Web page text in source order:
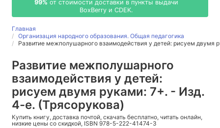
99% от стоимости доставки в пункты выдачи
BoxBerry и CDEK.
Главная
Организация народного образования. Общая педагогика
Развитие межполушарного взаимодействия у детей: рисуем двумя
Развитие межполушарного
взаимодействия у детей:
рисуем двумя руками: 7+. - Изд.
4-е. (Трясорукова)
Купить книгу, доставка почтой, скачать бесплатно, читать онлайн,
низкие цены со скидкой, ISBN 978-5-222-41474-3